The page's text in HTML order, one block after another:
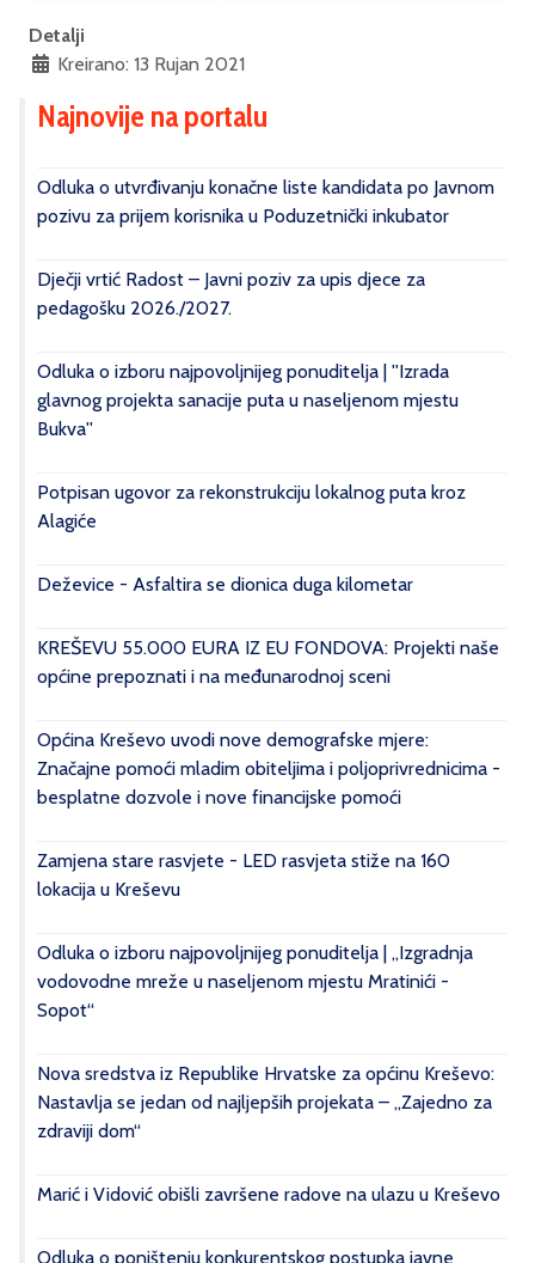
Detalji
Kreirano: 13 Rujan 2021
Najnovije na portalu
Odluka o utvrđivanju konačne liste kandidata po Javnom
pozivu za prijem korisnika u Poduzetnički inkubator
Dječji vrtić Radost – Javni poziv za upis djece za
pedagošku 2026./2027.
Odluka o izboru najpovoljnijeg ponuditelja | ''Izrada
glavnog projekta sanacije puta u naseljenom mjestu
Bukva''
Potpisan ugovor za rekonstrukciju lokalnog puta kroz
Alagiće
Deževice - Asfaltira se dionica duga kilometar
KREŠEVU 55.000 EURA IZ EU FONDOVA: Projekti naše
općine prepoznati i na međunarodnoj sceni
Općina Kreševo uvodi nove demografske mjere:
Značajne pomoći mladim obiteljima i poljoprivrednicima -
besplatne dozvole i nove financijske pomoći
Zamjena stare rasvjete - LED rasvjeta stiže na 160
lokacija u Kreševu
Odluka o izboru najpovoljnijeg ponuditelja | „Izgradnja
vodovodne mreže u naseljenom mjestu Mratinići -
Sopot“
Nova sredstva iz Republike Hrvatske za općinu Kreševo:
Nastavlja se jedan od najljepših projekata – „Zajedno za
zdraviji dom“
Marić i Vidović obišli završene radove na ulazu u Kreševo
Odluka o poništenju konkurentskog postupka javne